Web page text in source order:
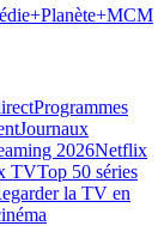
Planète+MCM
Programmes
Journaux
2026Netflix
TVTop 50 séries
la TV en